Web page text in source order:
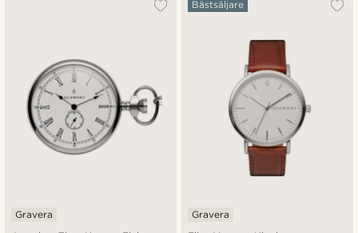
Gravera
Bästsäljare
Gravera